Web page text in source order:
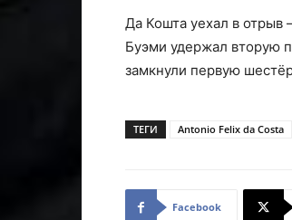
Да Кошта уехал в
Буэми удержал вторую
замкнули первую
ТЕГИ Antonio Felix da Costa
Facebook